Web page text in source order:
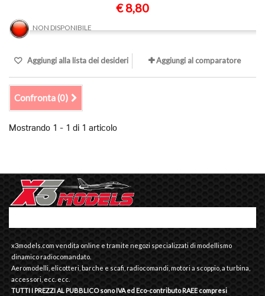
€ 8,80
NON DISPONIBILE
Aggiungi alla lista dei desideri Aggiungi al comparatore
Confronta (0)
Mostrando 1 - 1 di 1 articolo
x3models.com vendita online e tramite negozi specializzati di modellismo
dinamico radiocomandato.
Aeromodelli, elicotteri, barche e scafi, radiocomandi, motori a scoppio, a turbina,
accessori, ecc. ecc.
TUTTI I PREZZI AL PUBBLICO sono IVA ed Eco-contributo RAEE compresi